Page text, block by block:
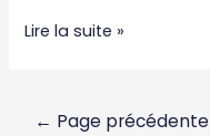
Plaidoyer
compréhension
Lire la suite »
Navigation
← Page précédente